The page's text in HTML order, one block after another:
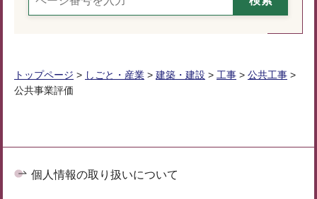
トップページ > しごと・産業 > 建築・建設 > 工事 > 公共工事 >
公共事業評価
個人情報の取り扱いについて